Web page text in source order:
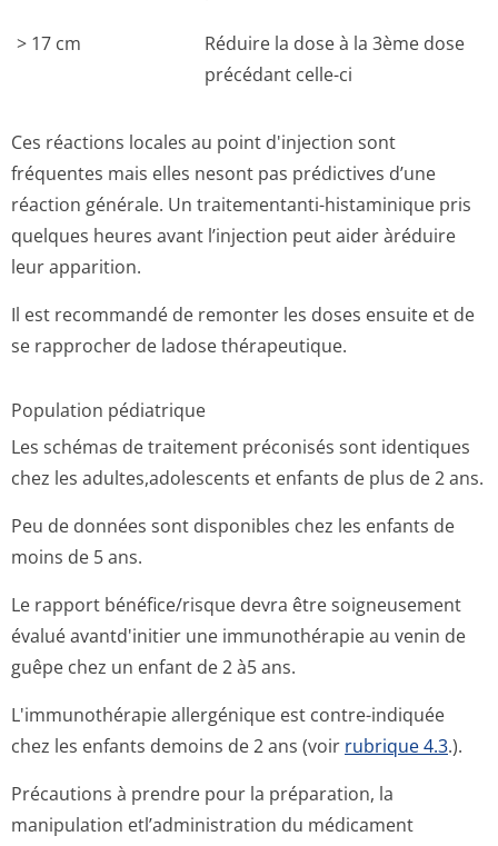
> 17 cm
Réduire la dose à la 3ème dose
précédant celle-ci
Ces réactions locales au point d'injection sont
fréquentes mais elles nesont pas prédictives d’une
réaction générale. Un traitementanti-histaminique pris
quelques heures avant l’injection peut aider àréduire
leur apparition.
Il est recommandé de remonter les doses ensuite et de
se rapprocher de ladose thérapeutique.
Population pédiatrique
Les schémas de traitement préconisés sont identiques
chez les adultes,adolescents et enfants de plus de 2 ans.
Peu de données sont disponibles chez les enfants de
moins de 5 ans.
Le rapport bénéfice/risque devra être soigneusement
évalué avantd'initier une immunothérapie au venin de
guêpe chez un enfant de 2 à5 ans.
L'immunothérapie allergénique est contre-indiquée
chez les enfants demoins de 2 ans (voir rubrique 4.3.).
Précautions à prendre pour la préparation, la
manipulation etl’administration du médicament